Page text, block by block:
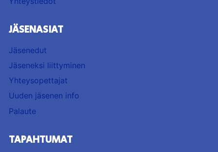
JÄSENASIAT
Jäsenedut
Jäseneksi liittyminen
Yhteysopettajat
Uuden jäsenen info
Palaute
TAPAHTUMAT